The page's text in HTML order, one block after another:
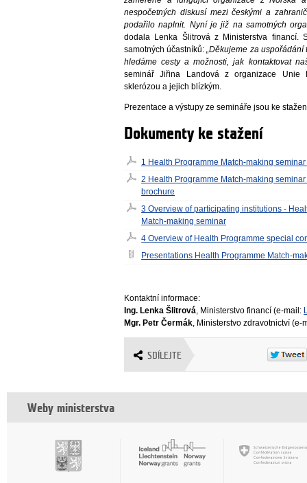
nespočetných diskusí mezi českými a
podařilo naplnit. Nyní je již na samotných
dodala Lenka Šlitrová z Ministerstva financí.
samotných účastníků:„Děkujeme za
hledáme cesty a možnosti, jak kontaktovat
seminář Jiřina Landová z organizace Unie
sklerózou a jejich blízkým.
Prezentace a výstupy ze semináře jsou ke
Dokumenty ke stažení
1 Health Programme Match-making
2 Health Programme Match-making seminar
brochure
3 Overview of participating institutions -
Match-making seminar
4 Overview of Health Programme special
Presentations Health Programme Match-
Kontaktní informace:
Ing. Lenka Šlitrová, Ministerstvo financí (e-mail:
Mgr. Petr Čermák, Ministerstvo zdravotnictví (e-
SDÍLEJTE
Weby ministerstva